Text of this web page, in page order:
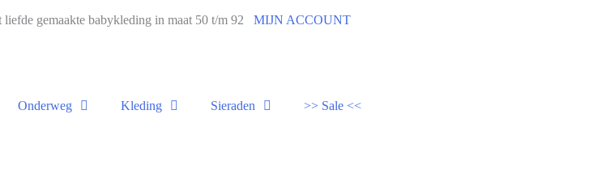
gemaakte babykleding in maat 50 t/m 92 MIJN ACCOUNT
Onderweg Kleding Sieraden >> Sale <<